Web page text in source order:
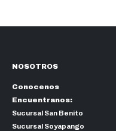
NOSOTROS
Conocenos
Encuentranos:
Sucursal San Benito
Sucursal Soyapango